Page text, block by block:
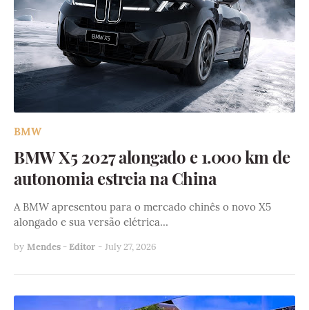
BMW
BMW X5 2027 alongado e 1.000 km de
autonomia estreia na China
A BMW apresentou para o mercado chinês o novo X5
alongado e sua versão elétrica…
by Mendes - Editor - July 27, 2026